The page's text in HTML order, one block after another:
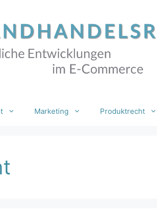
Marketing Produktrecht